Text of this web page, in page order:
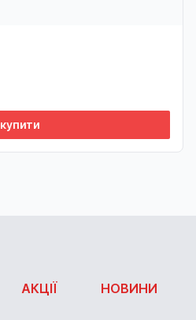
купити
АКЦІЇ НОВИНИ